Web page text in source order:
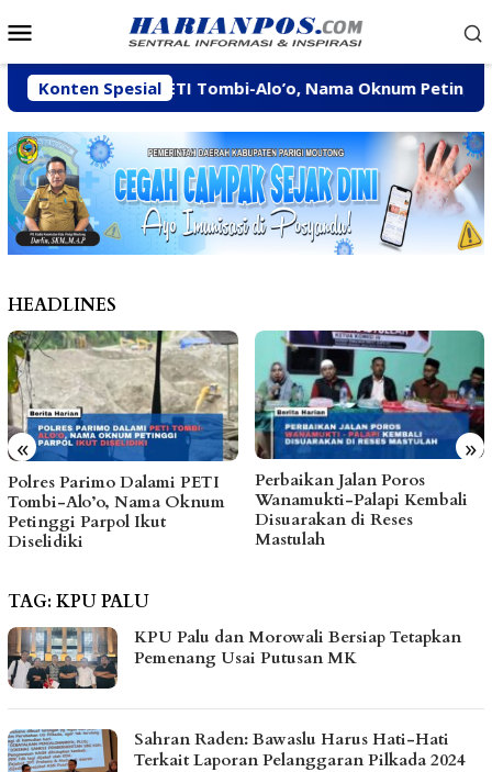
ke
Mobile
Konten Spesial
Dalami PETI Tombi-Alo’o, Nama Oknum Petinggi
HEADLINES
« »
Perbaikan Jalan Poros
Wanamukti-Palapi Kembali
Disuarakan di Reses
Mastulah
Jalan Rusak, Talud hingga
Ambulans Jadi Aspirasi
Warga Ongka Malino
ke Feiny
TAG: KPU PALU
KPU Palu dan Morowali Bersiap Tetapkan
Pemenang Usai Putusan MK
Sahran Raden: Bawaslu Harus Hati-Hati
Terkait Laporan Pelanggaran Pilkada 2024